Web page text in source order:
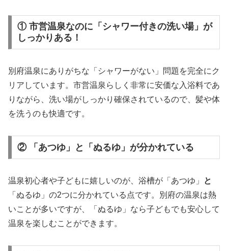
① 市営温泉なのに「シャワー付きの洗い場」が
しっかりある！
別府温泉にありがちな「シャワーがない」問題を完全にク
リアしています。市営温泉らしく非常に安価な入浴料であ
りながら、洗い場がしっかり確保されているので、髪や体
を洗うのも快適です。
② 「あつゆ」と「ぬるゆ」が分かれている
温泉初心者や子どもに嬉しいのが、浴槽が「あつゆ」
と
「ぬるゆ」の2つに分かれている点です。別府の温泉は熱
いことが多いですが、「ぬるゆ」なら子どもでも安心して
温泉を楽しむことができます。